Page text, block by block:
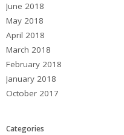
June 2018
May 2018
April 2018
March 2018
February 2018
January 2018
October 2017
Categories